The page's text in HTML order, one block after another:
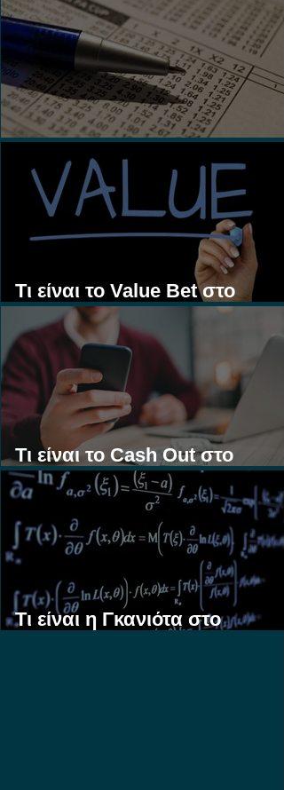
Τι είναι τα Ασιατικά Χάντικαπ;
Τι είναι το Value Bet στο
Στοίχημα;
Τι είναι το Cash Out στο
Στοίχημα;
Τι είναι η Γκανιότα στο